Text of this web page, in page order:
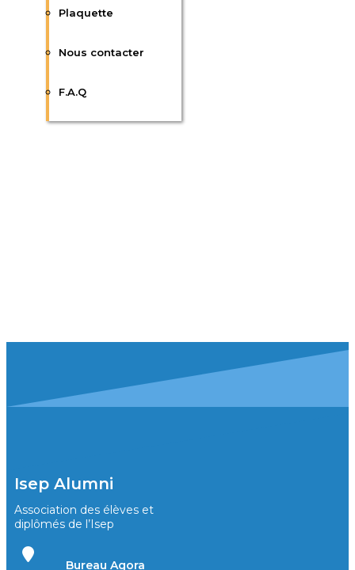
Plaquette
Nous contacter
F.A.Q
Isep Alumni
Association des élèves et
diplômés de l’Isep
Bureau Agora